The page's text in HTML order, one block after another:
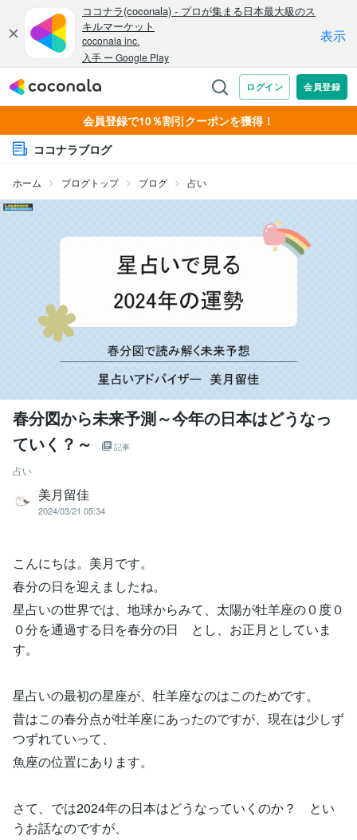
会員登録で10％割引クーポンを獲得！
ココナラブログ
ホーム ブログトップ ブログ 占い
春分図から未来予測～今年の日本はどうなっ
ていく？～
記事
占い
美月留佳
2024/03/21 05:34
こんにちは。美月です。
春分の日を迎えましたね。
星占いの世界では、地球からみて、太陽が牡羊座の０度０
０分を通過する日を春分の日 とし、お正月としていま
す。
星占いの最初の星座が、牡羊座なのはこのためです。
昔はこの春分点が牡羊座にあったのですが、現在は少しず
つずれていって、
魚座の位置にあります。
さて、では2024年の日本はどうなっていくのか？ とい
うお話なのですが、